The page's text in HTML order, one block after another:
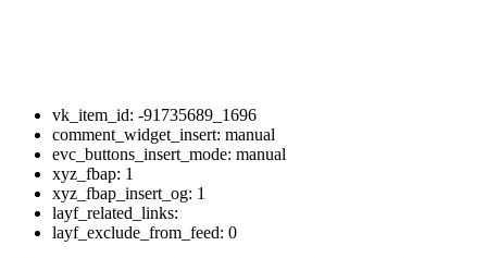
vk_item_id: -91735689_1696
comment_widget_insert: manual
evc_buttons_insert_mode: manual
xyz_fbap: 1
xyz_fbap_insert_og: 1
layf_related_links:
layf_exclude_from_feed: 0